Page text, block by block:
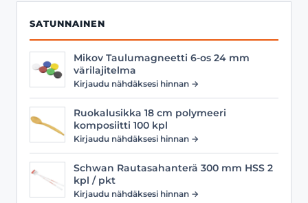
SATUNNAINEN
Mikov Taulumagneetti 6-os 24 mm
värilajitelma
Kirjaudu nähdäksesi hinnan →
Ruokalusikka 18 cm polymeeri
komposiitti 100 kpl
Kirjaudu nähdäksesi hinnan →
Schwan Rautasahanterä 300 mm HSS 2
kpl / pkt
Kirjaudu nähdäksesi hinnan →